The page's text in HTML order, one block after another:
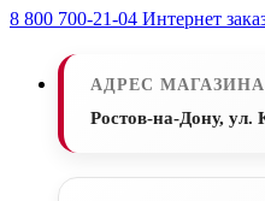
8 800 700-21-04 Интернет
АДРЕС МАГАЗИНА
Ростов-на-Дону, ул.